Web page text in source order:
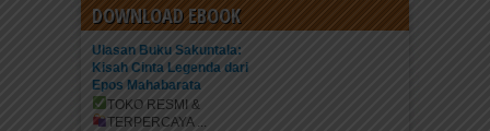
DOWNLOAD EBOOK
Ulasan Buku Sakuntala:
Kisah Cinta Legenda dari
Epos Mahabarata
TOKO RESMI &
TERPERCAYA